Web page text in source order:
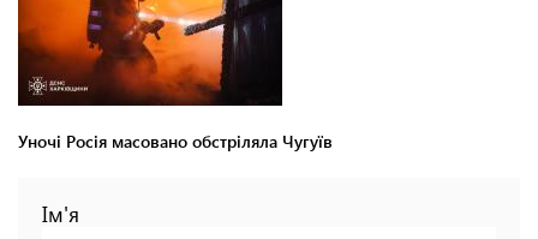
Уночі Росія масовано обстріляла Чугуїв
Ім'я